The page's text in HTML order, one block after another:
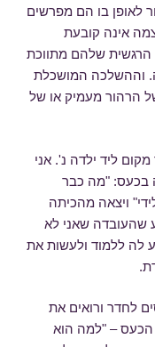
לאופן בו הם מפרשים
אינה קובעת
הרגשית שלהם מתווכת
וההשלכה המושכלת
הרהור מעמיק או של
ליד ילדה נ'. אני
בכעס: "מה כבר
ויצאה מהכיתה
שהעובדה שאני לא
לה ללמוד ולעשות את
לחדר ורואים את
הכעס – "למה הוא